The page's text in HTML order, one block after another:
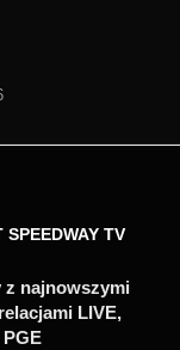
TV
z najnowszymi
LIVE,